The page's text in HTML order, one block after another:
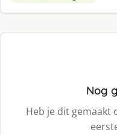
Nog
Heb je dit gemaakt